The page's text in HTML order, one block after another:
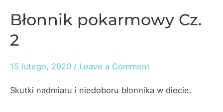
Błonnik pokarmowy Cz.
2
15 lutego, 2020 / Leave a Comment
Skutki nadmiaru i niedoboru błonnika w diecie.